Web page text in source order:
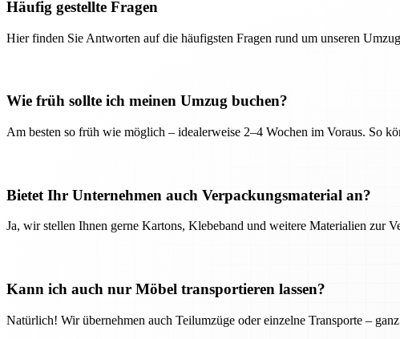
Häufig gestellte Fragen
Hier finden Sie Antworten auf die häufigsten Fragen rund um unseren
Wie früh sollte ich meinen Umzug buchen?
Am besten so früh wie möglich – idealerweise 2–4 Wochen im Voraus. So
Bietet Ihr Unternehmen auch Verpackungsmaterial an?
Ja, wir stellen Ihnen gerne Kartons, Klebeband und weitere Materialien zur
Kann ich auch nur Möbel transportieren lassen?
Natürlich! Wir übernehmen auch Teilumzüge oder einzelne Transporte –